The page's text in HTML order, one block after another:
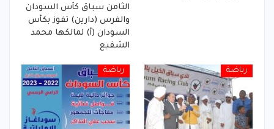
الثامن سباق كأس السودان
والفرس (دارين) تفوز بكأس
السودان (أ) لمالكها محمد
الشفيع
رياضة رياضة